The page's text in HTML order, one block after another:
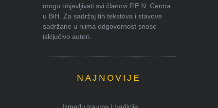
mogu objavljivati svi članovi P.E.N. Centra
u BiH. Za sadržaj tih tekstova i stavove
sadržane u njima odgovornost snose
isključivo autori.
NAJNOVIJE